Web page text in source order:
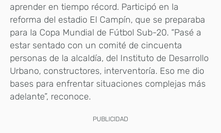
aprender en tiempo récord. Participó en la
reforma del estadio El Campín, que se preparaba
para la Copa Mundial de Fútbol Sub-20. “Pasé a
estar sentado con un comité de cincuenta
personas de la alcaldía, del Instituto de Desarrollo
Urbano, constructores, interventoría. Eso me dio
bases para enfrentar situaciones complejas más
adelante”, reconoce.
PUBLICIDAD